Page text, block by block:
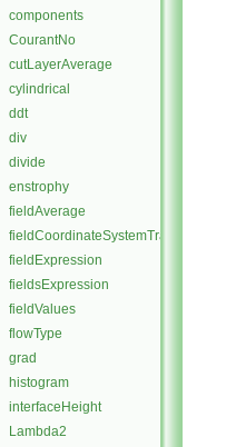
components
CourantNo
cutLayerAverage
cylindrical
ddt
div
divide
enstrophy
fieldAverage
fieldCoordinateSystemTransform
fieldExpression
fieldsExpression
fieldValues
flowType
grad
histogram
interfaceHeight
Lambda2